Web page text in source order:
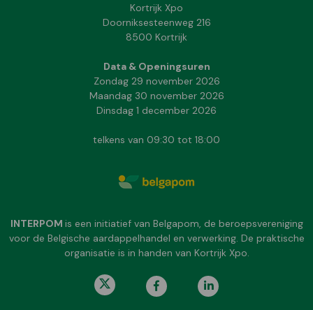
Kortrijk Xpo
Doorniksesteenweg 216
8500 Kortrijk
Data & Openingsuren
Zondag 29 november 2026
Maandag 30 november 2026
Dinsdag 1 december 2026
telkens van 09:30 tot 18:00
INTERPOM is een initiatief van Belgapom, de beroepsvereniging
voor de Belgische aardappelhandel en verwerking. De praktische
organisatie is in handen van Kortrijk Xpo.